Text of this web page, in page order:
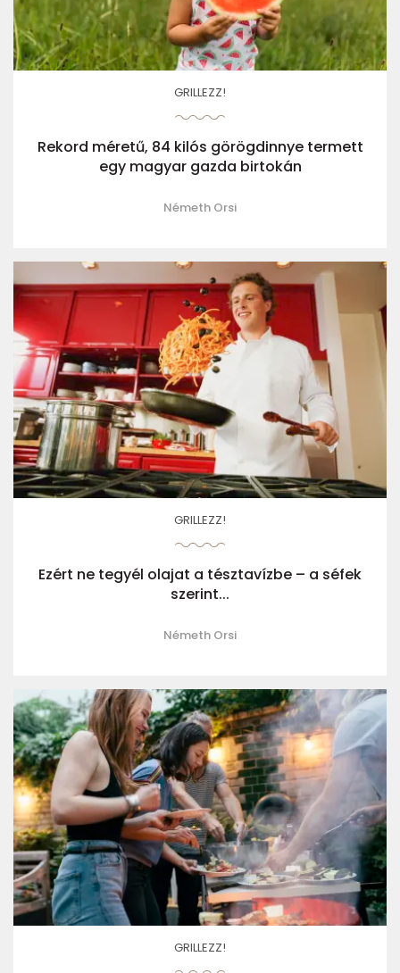
GRILLEZZ!
Rekord méretű, 84 kilós görögdinnye termett
egy magyar gazda birtokán
Németh Orsi
GRILLEZZ!
Ezért ne tegyél olajat a tésztavízbe – a séfek
szerint...
Németh Orsi
GRILLEZZ!